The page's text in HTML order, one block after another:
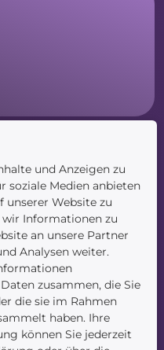
und Anzeigen zu
soziale Medien anbieten
unserer Website zu
wir Informationen zu
an unsere Partner
Analysen weiter.
zusammen, die Sie
die sie im Rahmen
haben. Ihre
können Sie jederzeit